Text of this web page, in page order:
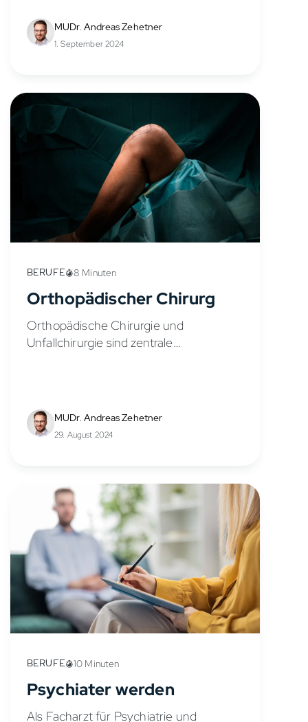
Bedürfnisse von Kindern und
Jugendlichen abgestimmt sind. Von der
MUDr. Andreas Zehetner
1. September 2024
BERUFE 8 Minuten
Orthopädischer Chirurg
Orthopädische Chirurgie und
Unfallchirurgie sind zentrale
Bewegungsapparates und auch akute
Verletzungen in anderen Bereichen. In
MUDr. Andreas Zehetner
29. August 2024
BERUFE 10 Minuten
Psychiater werden
Als Facharzt für Psychiatrie und